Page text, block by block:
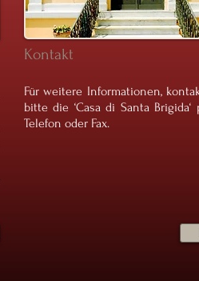
Kontakt
Für weitere Informationen,
bitte die ‘Casa di Santa Brigida‘
Telefon oder Fax.